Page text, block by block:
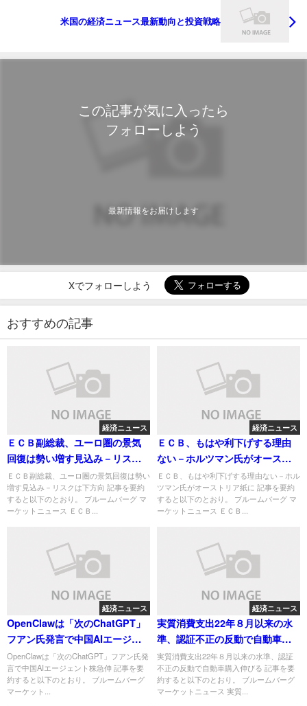
米国の経済ニュース最新動向と投資戦略
この記事が気に入ったら
フォローしよう
最新情報をお届けします
Xでフォローしよう
おすすめの記事
経済ニュース
ＥＣＢ副総裁、ユーロ圏の景気
回復は勢い増す見込み－リスク
は下方向
ＥＣＢ副総裁、ユーロ圏の景気回復は勢い
増す見込み－リスクは下方向 記事を要約
すると以下のとおり。 ブルームバーグ マ
ーケットニュース ＥＣＢ...
経済ニュース
ＥＣＢ、もはや利下げする理由
ない－ホルツマン氏がオースト
リア紙に
ＥＣＢ、もはや利下げする理由ない－ホル
ツマン氏がオーストリア紙に 記事を要約
すると以下のとおり。 ブルームバーグ マ
ーケットニュース ＥＣＢ...
経済ニュース
OpenClawは「次のChatGPT」
フアン氏発言で中国AIエージェ
ント株急伸
OpenClawは「次のChatGPT」フアン氏発
言で中国AIエージェント株急伸 記事を要
約すると以下のとおり。 ブルームバーグ
マーケット...
経済ニュース
実質消費支出22年８月以来の水
準、認証不正の反動で自動車購
入伸びる
実質消費支出22年８月以来の水準、認証
不正の反動で自動車購入伸びる 記事を要
約すると以下のとおり。 ブルームバーグ
マーケットニュース 実質...